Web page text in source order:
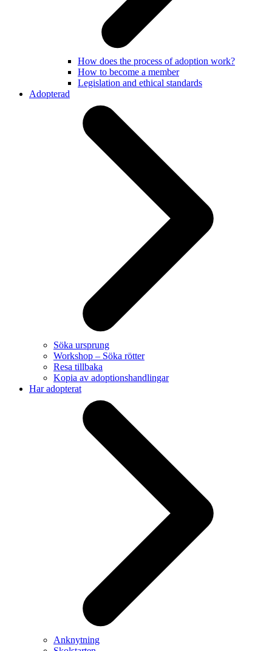
How does the process of adoption work?
How to become a member
Legislation and ethical standards
Adopterad
Söka ursprung
Workshop – Söka rötter
Resa tillbaka
Kopia av adoptionshandlingar
Har adopterat
Anknytning